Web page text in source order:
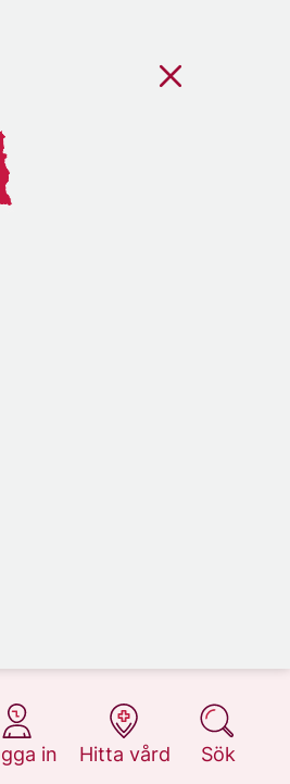
in
Hitta vård
på 1177.se
Sök
på 1177.se